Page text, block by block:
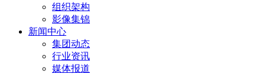
组织架构
影像集锦
新闻中心
集团动态
行业资讯
媒体报道